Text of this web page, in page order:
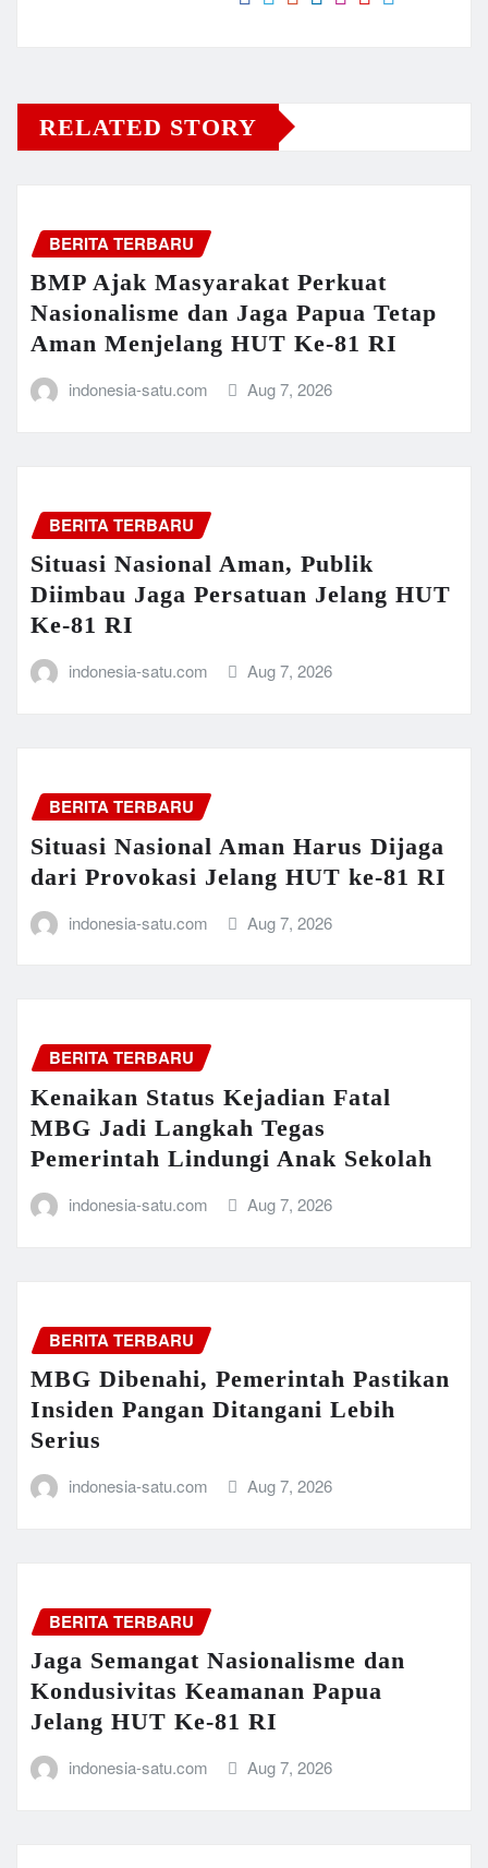
RELATED STORY
BERITA TERBARU
BMP Ajak Masyarakat Perkuat
Nasionalisme dan Jaga Papua Tetap
Aman Menjelang HUT Ke-81 RI
indonesia-satu.com Aug 7, 2026
BERITA TERBARU
Situasi Nasional Aman, Publik
Diimbau Jaga Persatuan Jelang HUT
Ke-81 RI
indonesia-satu.com Aug 7, 2026
BERITA TERBARU
Situasi Nasional Aman Harus Dijaga
dari Provokasi Jelang HUT ke-81 RI
indonesia-satu.com Aug 7, 2026
BERITA TERBARU
Kenaikan Status Kejadian Fatal
MBG Jadi Langkah Tegas
Pemerintah Lindungi Anak Sekolah
indonesia-satu.com Aug 7, 2026
BERITA TERBARU
MBG Dibenahi, Pemerintah Pastikan
Insiden Pangan Ditangani Lebih
Serius
indonesia-satu.com Aug 7, 2026
BERITA TERBARU
Jaga Semangat Nasionalisme dan
Kondusivitas Keamanan Papua
Jelang HUT Ke-81 RI
indonesia-satu.com Aug 7, 2026